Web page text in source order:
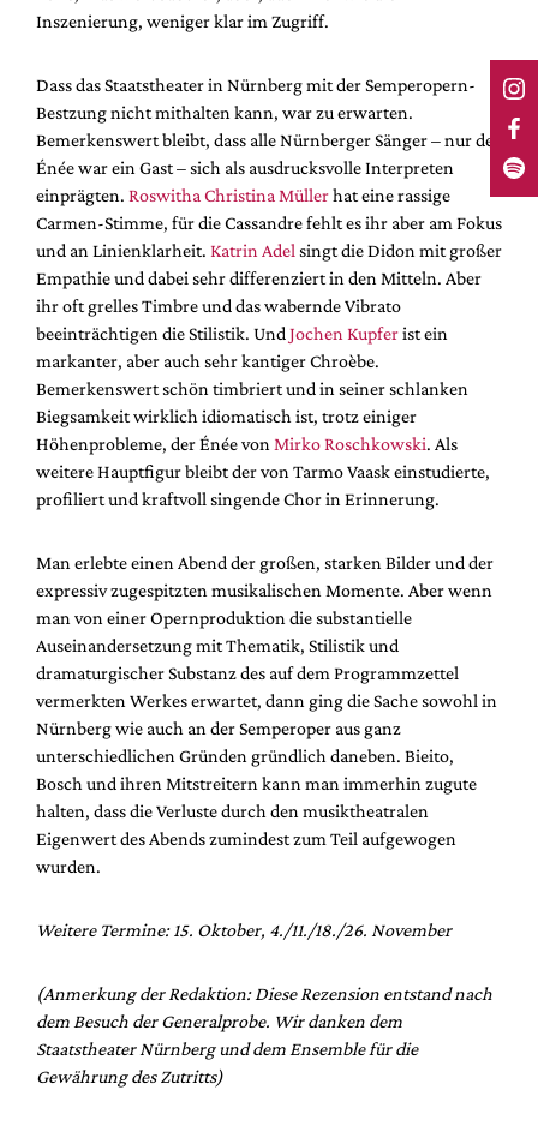
Inszenierung, weniger klar im Zugriff.
Dass das Staatstheater in Nürnberg mit der Semperopern-
Bestzung nicht mithalten kann, war zu erwarten.
Bemerkenswert bleibt, dass alle Nürnberger Sänger – nur der
Énée war ein Gast – sich als ausdrucksvolle Interpreten
einprägten. Roswitha Christina Müllerhat eine rassige
Carmen-Stimme, für die Cassandre fehlt es ihr aber am Fokus
und an Linienklarheit. Katrin Adel singt die Didon mit großer
Empathie und dabei sehr differenziert in den Mitteln. Aber
ihr oft grelles Timbre und das wabernde Vibrato
beeinträchtigen die Stilistik. Und Jochen Kupferist ein
markanter, aber auch sehr kantiger Chroèbe.
Bemerkenswert schön timbriert und in seiner schlanken
Biegsamkeit wirklich idiomatisch ist, trotz einiger
Höhenprobleme, der Énée von Mirko Roschkowski. Als
weitere Hauptfigur bleibt der von Tarmo Vaask einstudierte,
profiliert und kraftvoll singende Chor in Erinnerung.
Man erlebte einen Abend der großen, starken Bilder und der
expressiv zugespitzten musikalischen Momente. Aber wenn
man von einer Opernproduktion die substantielle
Auseinandersetzung mit Thematik, Stilistik und
dramaturgischer Substanz des auf dem Programmzettel
vermerkten Werkes erwartet, dann ging die Sache sowohl in
Nürnberg wie auch an der Semperoper aus ganz
unterschiedlichen Gründen gründlich daneben. Bieito,
Bosch und ihren Mitstreitern kann man immerhin zugute
halten, dass die Verluste durch den musiktheatralen
Eigenwert des Abends zumindest zum Teil aufgewogen
wurden.
Weitere Termine: 15. Oktober, 4./11./18./26. November
(Anmerkung der Redaktion: Diese Rezension entstand nach
dem Besuch der Generalprobe. Wir danken dem
Staatstheater Nürnberg und dem Ensemble für die
Gewährung des Zutritts)